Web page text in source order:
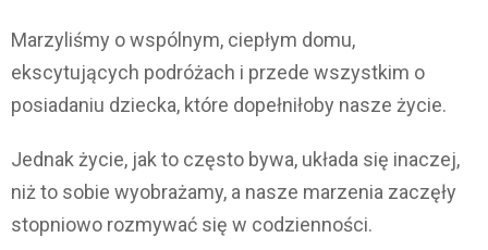
Marzyliśmy o wspólnym, ciepłym domu,
ekscytujących podróżach i przede wszystkim o
posiadaniu dziecka, które dopełniłoby nasze życie.
Jednak życie, jak to często bywa, układa się inaczej,
niż to sobie wyobrażamy, a nasze marzenia zaczęły
stopniowo rozmywać się w codzienności.